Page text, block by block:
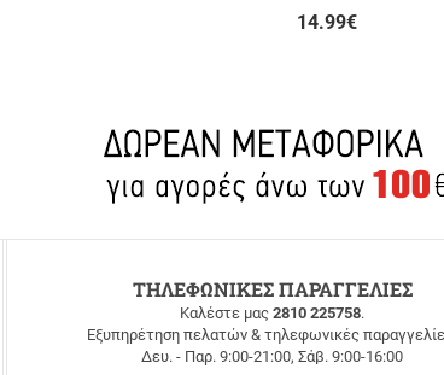
14.99€
ΤΗΛΕΦΩΝΙΚΕΣ ΠΑΡΑΓΓΕΛΙΕΣ
Καλέστε μας2810 225758.
Εξυπηρέτηση πελατών & τηλεφωνικές
Δευ. - Παρ. 9:00-21:00, Σάβ. 9:00-16:00